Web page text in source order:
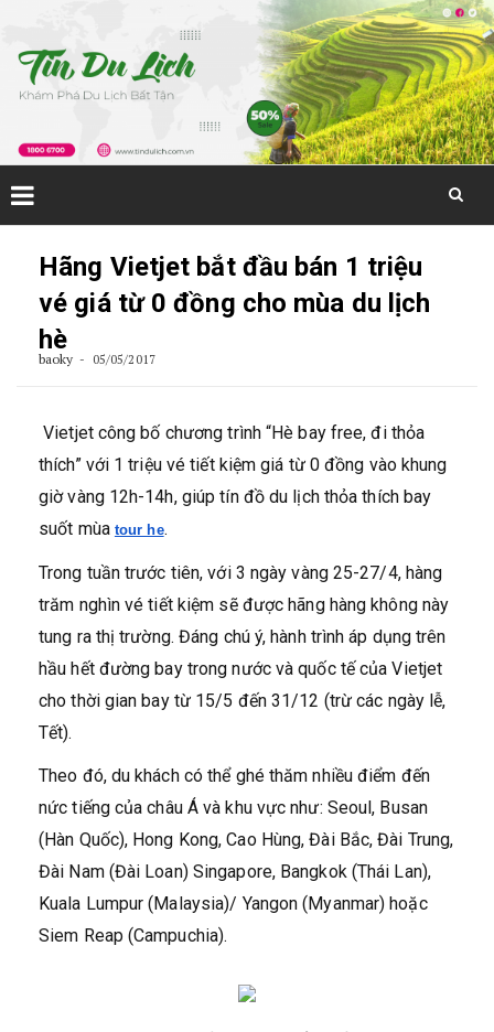
Hãng Vietjet bắt đầu bán 1 triệu
vé giá từ 0 đồng cho mùa du lịch
hè
baoky 05/05/2017
Vietjet công bố chương trình “Hè bay free, đi thỏa
thích” với 1 triệu vé tiết kiệm giá từ 0 đồng vào khung
giờ vàng 12h-14h, giúp tín đồ du lịch thỏa thích bay
suốt mùa tour he.
Trong tuần trước tiên, với 3 ngày vàng 25-27/4, hàng
trăm nghìn vé tiết kiệm sẽ được hãng hàng không này
tung ra thị trường. Đáng chú ý, hành trình áp dụng trên
hầu hết đường bay trong nước và quốc tế của Vietjet
cho thời gian bay từ 15/5 đến 31/12 (trừ các ngày lễ,
Tết).
Theo đó, du khách có thể ghé thăm nhiều điểm đến
nức tiếng của châu Á và khu vực như: Seoul, Busan
(Hàn Quốc), Hong Kong, Cao Hùng, Đài Bắc, Đài Trung,
Đài Nam (Đài Loan) Singapore, Bangkok (Thái Lan),
Kuala Lumpur (Malaysia)/ Yangon (Myanmar) hoặc
Siem Reap (Campuchia).